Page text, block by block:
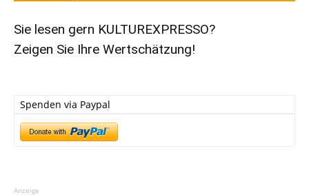
Sie lesen gern KULTUREXPRESSO?
Zeigen Sie Ihre Wertschätzung!
Spenden via Paypal
Anzeige